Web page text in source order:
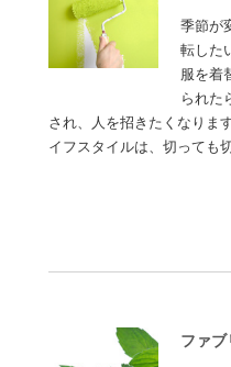
季節が
転した
服を着
られた
され、人を招きたくなりま
イフスタイルは、切っても
ファ